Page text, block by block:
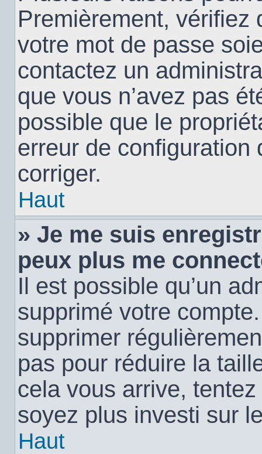
Premièrement, vérifiez
votre mot de passe
contactez un
que vous n’avez pas
possible que le
erreur de configuration
corriger.
Haut
» Je me suis
peux plus me
Il est possible qu’un
supprimé votre
supprimer
pas pour réduire la
cela vous arrive,
soyez plus investi sur
Haut